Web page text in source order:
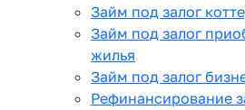
Займ под залог
Займ под залог
жилья
Займ под залог
Рефинансирование